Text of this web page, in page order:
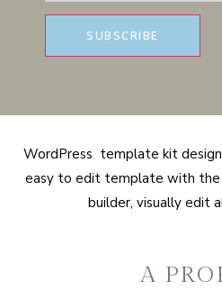
WordPress template kit
easy to edit template with the
builder, visually edit
A